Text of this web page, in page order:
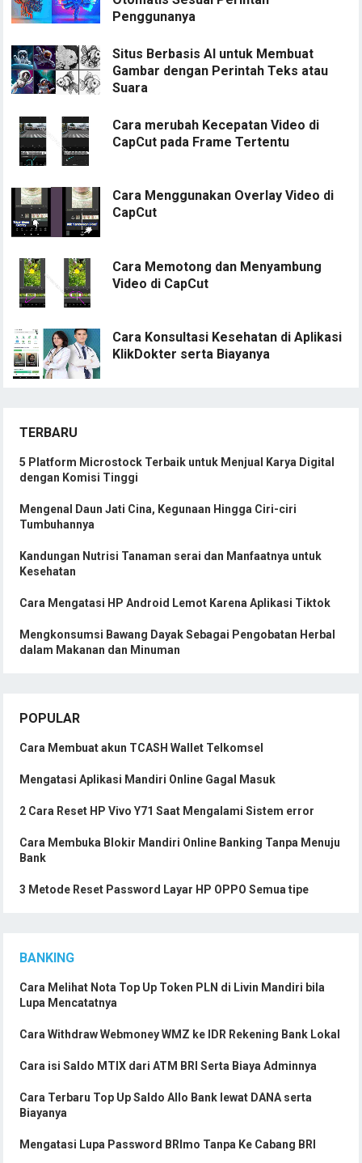
Penggunanya
Situs Berbasis AI untuk Membuat
Gambar dengan Perintah Teks atau
Suara
Cara merubah Kecepatan Video di
CapCut pada Frame Tertentu
Cara Menggunakan Overlay Video di
CapCut
Cara Memotong dan Menyambung
Video di CapCut
Cara Konsultasi Kesehatan di Aplikasi
KlikDokter serta Biayanya
TERBARU
5 Platform Microstock Terbaik untuk Menjual Karya Digital
dengan Komisi Tinggi
Mengenal Daun Jati Cina, Kegunaan Hingga Ciri-ciri
Tumbuhannya
Kandungan Nutrisi Tanaman serai dan Manfaatnya untuk
Kesehatan
Cara Mengatasi HP Android Lemot Karena Aplikasi Tiktok
Mengkonsumsi Bawang Dayak Sebagai Pengobatan Herbal
dalam Makanan dan Minuman
POPULAR
Cara Membuat akun TCASH Wallet Telkomsel
Mengatasi Aplikasi Mandiri Online Gagal Masuk
2 Cara Reset HP Vivo Y71 Saat Mengalami Sistem error
Cara Membuka Blokir Mandiri Online Banking Tanpa Menuju
Bank
3 Metode Reset Password Layar HP OPPO Semua tipe
BANKING
Cara Melihat Nota Top Up Token PLN di Livin Mandiri bila
Lupa Mencatatnya
Cara Withdraw Webmoney WMZ ke IDR Rekening Bank Lokal
Cara isi Saldo MTIX dari ATM BRI Serta Biaya Adminnya
Cara Terbaru Top Up Saldo Allo Bank lewat DANA serta
Biayanya
Mengatasi Lupa Password BRImo Tanpa Ke Cabang BRI